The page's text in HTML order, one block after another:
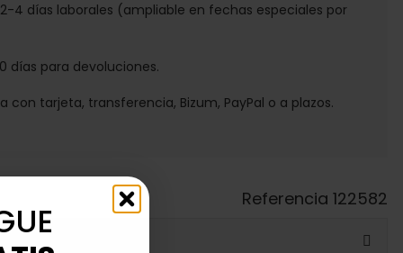
2-4 días laborales (ampliable en fechas especiales por
días para devoluciones.
con tarjeta, transferencia, Bizum, PayPal o a plazos.
Referencia 122582